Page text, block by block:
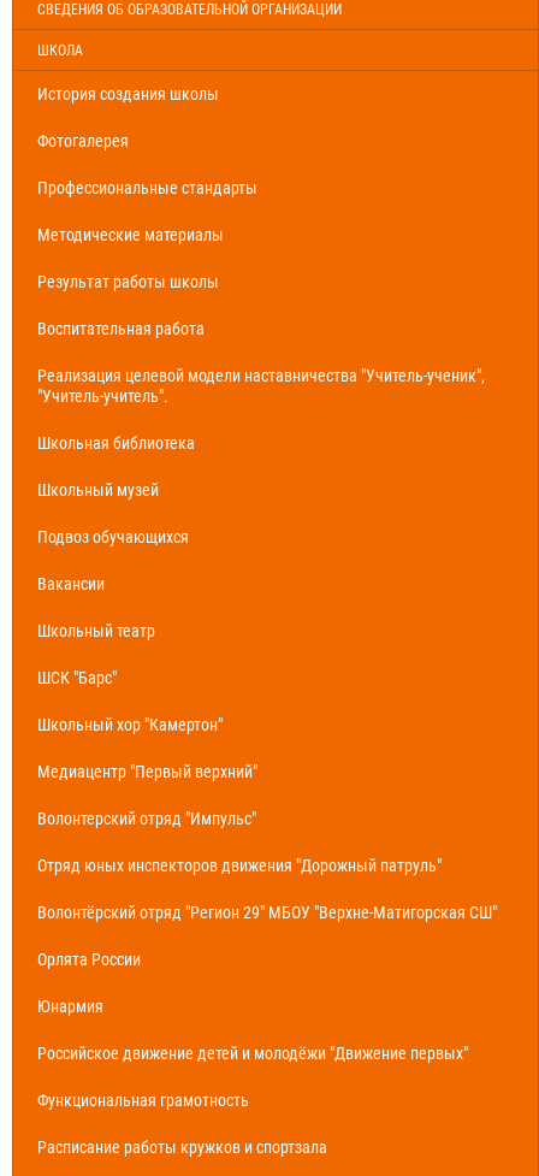
СВЕДЕНИЯ ОБ ОБРАЗОВАТЕЛЬНОЙ ОРГАНИЗАЦИИ
ШКОЛА
История создания школы
Фотогалерея
Профессиональные стандарты
Методические материалы
Результат работы школы
Воспитательная работа
Реализация целевой модели наставничества "Учитель-ученик",
"Учитель-учитель".
Школьная библиотека
Школьный музей
Подвоз обучающихся
Вакансии
Школьный театр
ШСК "Барс"
Школьный хор "Камертон"
Медиацентр "Первый верхний"
Волонтерский отряд "Импульс"
Отряд юных инспекторов движения "Дорожный патруль"
Волонтёрский отряд "Регион 29" МБОУ "Верхне-Матигорская СШ"
Орлята России
Юнармия
Российское движение детей и молодёжи "Движение первых"
Функциональная грамотность
Расписание работы кружков и спортзала